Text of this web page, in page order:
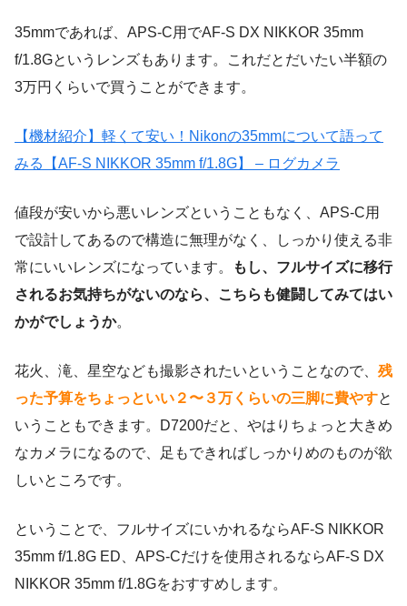
35mmであれば、APS-C用でAF-S DX NIKKOR 35mm
f/1.8Gというレンズもあります。これだとだいたい半額の
3万円くらいで買うことができます。
【機材紹介】軽くて安い！Nikonの35mmについて語って
みる【AF-S NIKKOR 35mm f/1.8G】 – ログカメラ
値段が安いから悪いレンズということもなく、APS-C用
で設計してあるので構造に無理がなく、しっかり使える非
常にいいレンズになっています。
もし、フルサイズに移行
されるお気持ちがないのなら、こちらも健闘してみてはい
かがでしょうか。
花火、滝、星空なども撮影されたいということなので、 残
った予算をちょっといい２〜３万くらいの三脚に費やすと
いうこともできます。D7200だと、やはりちょっと大きめ
なカメラになるので、足もできればしっかりめのものが欲
しいところです。
ということで、フルサイズにいかれるならAF-S NIKKOR
35mm f/1.8G ED、APS-Cだけを使用されるならAF-S DX
NIKKOR 35mm f/1.8Gをおすすめします。